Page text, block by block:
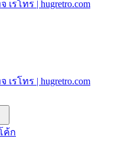
าแบบสวยๆเพียบหรือสั่งทำโทร
ทร | hugretro.com
โรงแรม ป้ายโค้ก เป็ปซี่เวสป้า
าแบบสวยๆเพียบหรือสั่งทำโทร
ค้ก